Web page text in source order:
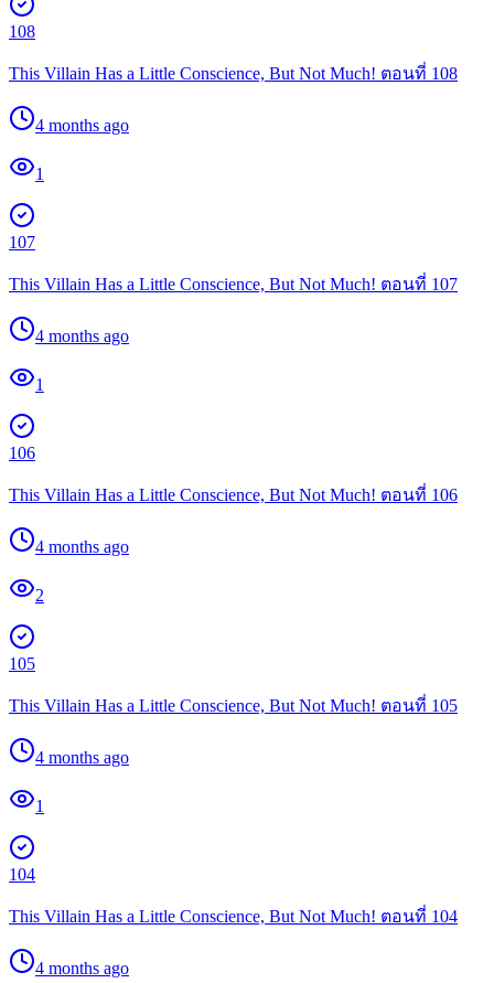
108
This Villain Has a Little Conscience, But Not Much! ตอนที่ 108
4 months ago
1
107
This Villain Has a Little Conscience, But Not Much! ตอนที่ 107
4 months ago
1
106
This Villain Has a Little Conscience, But Not Much! ตอนที่ 106
4 months ago
2
105
This Villain Has a Little Conscience, But Not Much! ตอนที่ 105
4 months ago
1
104
This Villain Has a Little Conscience, But Not Much! ตอนที่ 104
4 months ago